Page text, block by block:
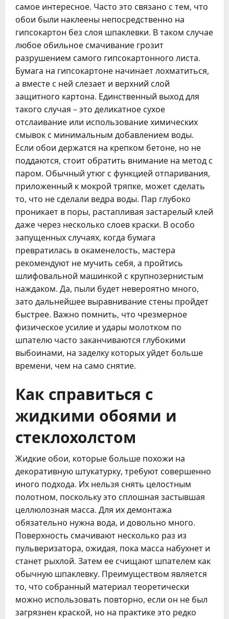
самое интересное. Часто это связано с тем, что
обои были наклеены непосредственно на
гипсокартон без слоя шпаклевки. В таком случае
любое обильное смачивание грозит
разрушением самого гипсокартонного листа.
Бумага на гипсокартоне начинает лохматиться,
а вместе с ней слезает и верхний слой
защитного картона. Единственный выход для
такого случая – это деликатное сухое
отслаивание или использование химических
смывок с минимальным добавлением воды.
Если обои держатся на крепком бетоне, но не
поддаются, стоит обратить внимание на метод с
паром. Обычный утюг с функцией отпаривания,
приложенный к мокрой тряпке, может сделать
то, что не сделали ведра воды. Пар глубоко
проникает в поры, растапливая застарелый клей
даже через несколько слоев краски. В особо
запущенных случаях, когда бумага
превратилась в окаменелость, мастера
рекомендуют не мучить себя, а пройтись
шлифовальной машинкой с крупнозернистым
наждаком. Да, пыли будет невероятно много,
зато дальнейшее выравнивание стены пройдет
быстрее. Важно помнить, что чрезмерное
физическое усилие и удары молотком по
шпателю часто заканчиваются глубокими
выбоинами, на заделку которых уйдет больше
времени, чем на само снятие.
Как справиться с
жидкими обоями и
стеклохолстом
Жидкие обои, которые больше похожи на
декоративную штукатурку, требуют совершенно
иного подхода. Их нельзя снять целостным
полотном, поскольку это сплошная застывшая
целлюлозная масса. Для их демонтажа
обязательно нужна вода, и довольно много.
Поверхность смачивают несколько раз из
пульверизатора, ожидая, пока масса набухнет и
станет рыхлой. Затем ее счищают шпателем как
обычную шпаклевку. Преимуществом является
то, что собранный материал теоретически
можно использовать повторно, если он не был
загрязнен краской, но на практике это редко